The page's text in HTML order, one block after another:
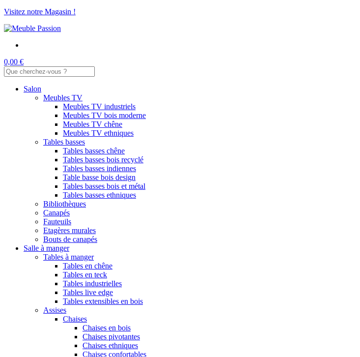
Visitez notre Magasin !
0,00 €
Salon
Meubles TV
Meubles TV industriels
Meubles TV bois moderne
Meubles TV chêne
Meubles TV ethniques
Tables basses
Tables basses chêne
Tables basses bois recyclé
Tables basses indiennes
Table basse bois design
Tables basses bois et métal
Tables basses ethniques
Bibliothèques
Canapés
Fauteuils
Etagères murales
Bouts de canapés
Salle à manger
Tables à manger
Tables en chêne
Tables en teck
Tables industrielles
Tables live edge
Tables extensibles en bois
Assises
Chaises
Chaises en bois
Chaises pivotantes
Chaises ethniques
Chaises confortables